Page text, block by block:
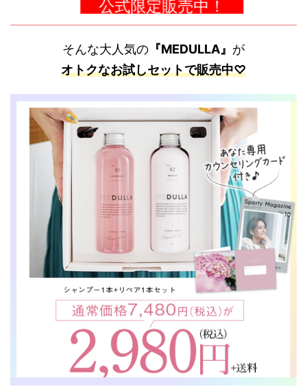
公式限定販売中！
そんな大人気の 『MEDULLA』 が
オトクなお試しセットで販売中♡